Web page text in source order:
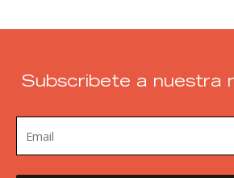
Subscribete a nuestra